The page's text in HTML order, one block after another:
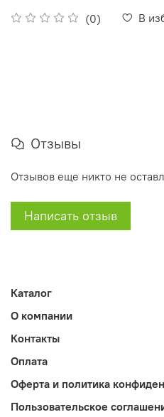
(0) В
Отзывы
Отзывов еще никто не
Написать отзыв
Каталог
О компании
Контакты
Оплата
Оферта и политика
Пользовательское